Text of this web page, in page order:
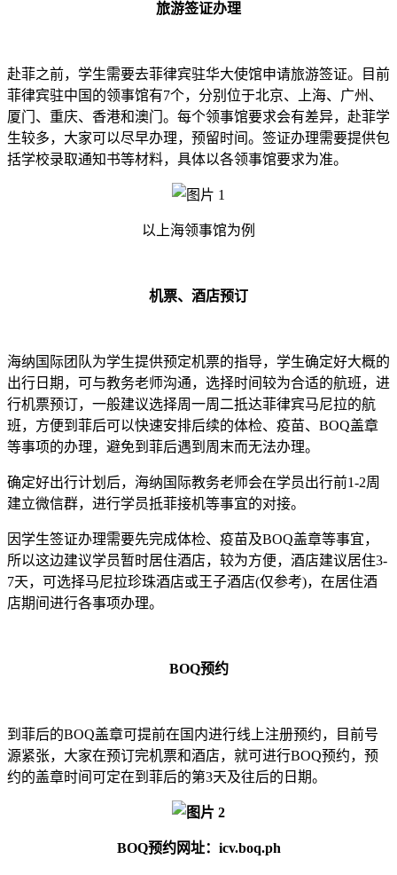
旅游签证办理
赴菲之前，学生需要去菲律宾驻华大使馆申请旅游签证。目前
菲律宾驻中国的领事馆有7个，分别位于北京、上海、广州、
厦门、重庆、香港和澳门。每个领事馆要求会有差异，赴菲学
生较多，大家可以尽早办理，预留时间。签证办理需要提供包
括学校录取通知书等材料，具体以各领事馆要求为准。
以上海领事馆为例
机票、酒店预订
海纳国际团队为学生提供预定机票的指导，学生确定好大概的
出行日期，可与教务老师沟通，选择时间较为合适的航班，进
行机票预订，一般建议选择周一周二抵达菲律宾马尼拉的航
班，方便到菲后可以快速安排后续的体检、疫苗、BOQ盖章
等事项的办理，避免到菲后遇到周末而无法办理。
确定好出行计划后，海纳国际教务老师会在学员出行前1-2周
建立微信群，进行学员抵菲接机等事宜的对接。
因学生签证办理需要先完成体检、疫苗及BOQ盖章等事宜，
所以这边建议学员暂时居住酒店，较为方便，酒店建议居住3-
7天，可选择马尼拉珍珠酒店或王子酒店(仅参考)，在居住酒
店期间进行各事项办理。
BOQ预约
到菲后的BOQ盖章可提前在国内进行线上注册预约，目前号
源紧张，大家在预订完机票和酒店，就可进行BOQ预约，预
约的盖章时间可定在到菲后的第3天及往后的日期。
BOQ预约网址：icv.boq.ph